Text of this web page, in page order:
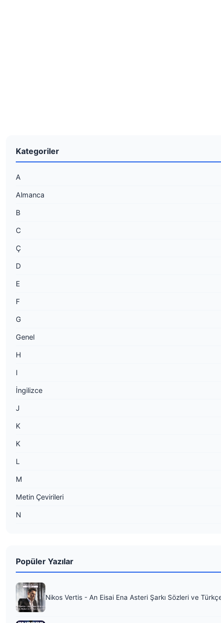
Kategoriler
A
Almanca
B
C
Ç
D
E
F
G
Genel
H
I
İngilizce
J
K
K
L
M
Metin Çevirileri
N
Popüler Yazılar
Nikos Vertis - An Eisai Ena Asteri Şarkı Sözleri ve